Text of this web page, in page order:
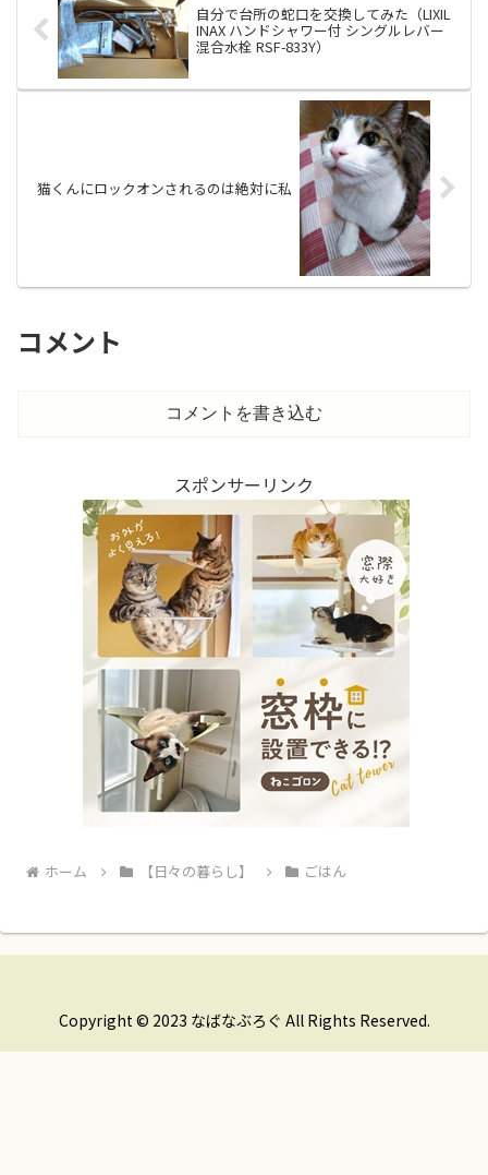
自分で台所の蛇口を交換してみた（LIXIL
INAX ハンドシャワー付 シングルレバー
混合水栓 RSF-833Y）
猫くんにロックオンされるのは絶対に私
コメント
コメントを書き込む
スポンサーリンク
ホーム 【日々の暮らし】 ごはん
Copyright © 2023 なばなぶろぐ All Rights Reserved.